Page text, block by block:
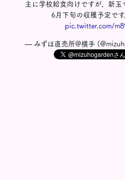
主に学校給食向けですが、新玉
6月下旬の収穫予定です
pic.twitter.com/
— みずほ直売所@横手